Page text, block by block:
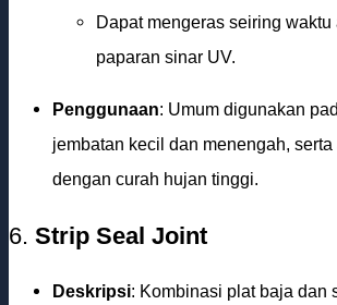
Dapat mengeras seiring waktu
paparan sinar UV.
Penggunaan: Umum digunakan
jembatan kecil dan menengah, serta
dengan curah hujan tinggi.
6. Strip Seal Joint
Deskripsi: Kombinasi plat baja dan